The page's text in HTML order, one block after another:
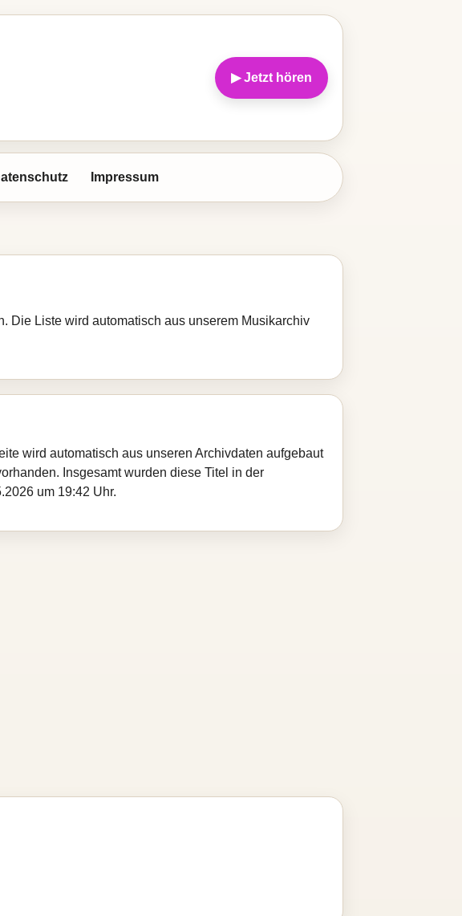
▶ Jetzt hören
Impressum
Die Liste wird automatisch aus unserem Musikarchiv
wird automatisch aus unseren Archivdaten aufgebaut
Insgesamt wurden diese Titel in der
um 19:42 Uhr.